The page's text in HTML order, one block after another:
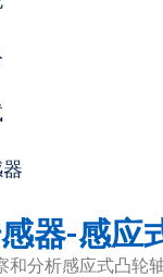
器-感应
和分析感应式凸轮